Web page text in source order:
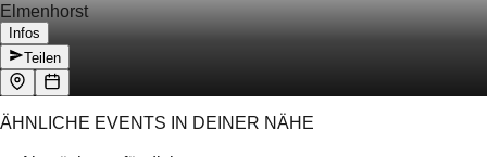
Elmenhorst
Infos
Teilen
ÄHNLICHE EVENTS IN DEINER NÄHE